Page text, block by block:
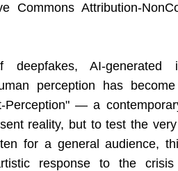
Commons Attribution-
AI-generated
perception has
Perception" — a
reality, but to test the
for a general audience,
response to the